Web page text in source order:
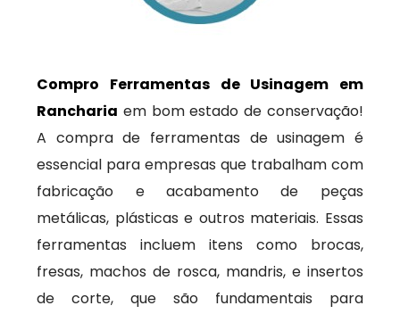
Compro Ferramentas de Usinagem em
Rancharia em bom estado de conservação!
A compra de ferramentas de usinagem é
essencial para empresas que trabalham com
fabricação e acabamento de peças
metálicas, plásticas e outros materiais. Essas
ferramentas incluem itens como brocas,
fresas, machos de rosca, mandris, e insertos
de corte, que são fundamentais para